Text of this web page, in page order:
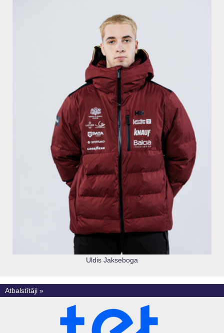
Uldis Jakseboga
Atbalstītāji »